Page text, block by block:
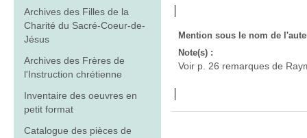
Archives des Filles de la
Charité du Sacré-Coeur-de-
Jésus
Archives des Frères de
l'Instruction chrétienne
Inventaire des oeuvres en
petit format
Catalogue des pièces de
Mention sous le nom de
Note(s) :
Voir p. 26 remarques de